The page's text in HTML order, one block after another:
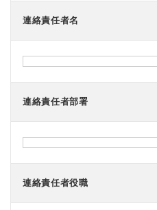
連絡責任者名
連絡責任者部署
連絡責任者役職